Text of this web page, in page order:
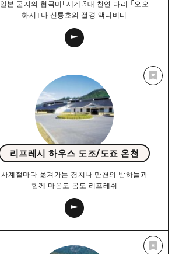
일본 굴지의 협곡미! 세계 3대 천연 다리 「오오
하시」나 신룡호의 절경 액티비티
리프레시 하우스 도조/도죠 온천
사계절마다 옮겨가는 경치나 만천의 밤하늘과
함께 마음도 몸도 리프레쉬